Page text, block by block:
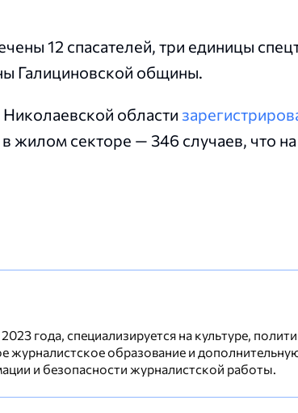
12 спасателей, три единицы
Галициновской общины.
области
секторе — 346 случаев, что
года, специализируется на культуре,
журналистское образование и
и безопасности журналистской работы.